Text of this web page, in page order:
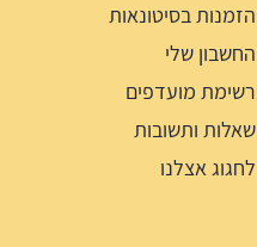
הזמנות בסיטונאות
החשבון שלי
רשימת מועדפים
שאלות ותשובות
לחגוג אצלנו